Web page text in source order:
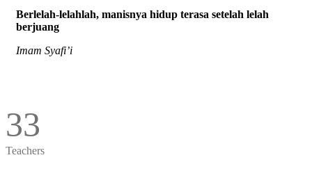
Berlelah-lelahlah, manisnya hidup terasa setelah lelah
berjuang
Imam Syafi’i
33
Teachers